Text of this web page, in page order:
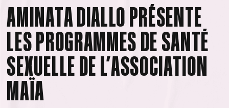
AMINATA DIALLO PRÉSENTE
LES PROGRAMMES DE SANTÉ
SEXUELLE DE L’ASSOCIATION
MAÏA